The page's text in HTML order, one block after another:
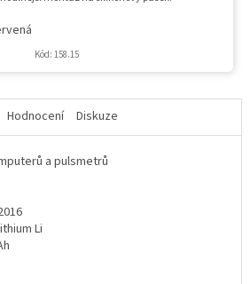
Kód: 158.15
Hodnocení Diskuze
a pulsmetrů
Li